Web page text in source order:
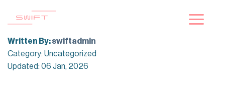
Written By:swiftadmin
Category: Uncategorized
Updated: 06 Jan, 2026